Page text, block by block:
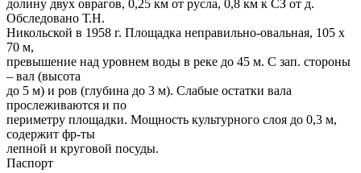
долину двух оврагов, 0,25 км от русла, 0,8 км к СЗ от д.
Обследовано Т.Н.
Никольской в 1958 г. Площадка неправильно-овальная, 105 х
70 м,
превышение над уровнем воды в реке до 45 м. С зап. стороны
– вал (высота
до 5 м) и ров (глубина до 3 м). Слабые остатки вала
прослеживаются и по
периметру площадки. Мощность культурного слоя до 0,3 м,
содержит фр-ты
лепной и круговой посуды.
Паспорт